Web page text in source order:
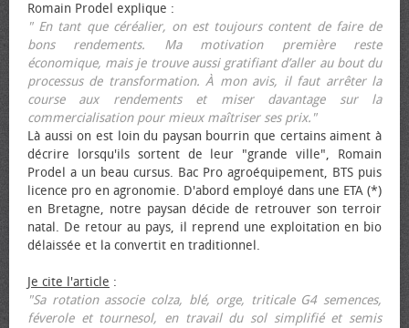
Romain Prodel explique :
" En tant que céréalier, on est toujours content de faire de
bons rendements. Ma motivation première reste
économique, mais je trouve aussi gratifiant d’aller au bout du
processus de transformation. À mon avis, il faut arrêter la
course aux rendements et miser davantage sur la
commercialisation pour mieux maîtriser ses prix."
Là aussi on est loin du paysan bourrin que certains aiment à
décrire lorsqu'ils sortent de leur "grande ville", Romain
Prodel a un beau cursus. Bac Pro agroéquipement, BTS puis
licence pro en agronomie. D'abord employé dans une ETA (*)
en Bretagne, notre paysan décide de retrouver son terroir
natal. De retour au pays, il reprend une exploitation en bio
délaissée et la convertit en traditionnel.
Je cite l'article :
"Sa rotation associe colza, blé, orge, triticale G4 semences,
féverole et tournesol, en travail du sol simplifié et semis